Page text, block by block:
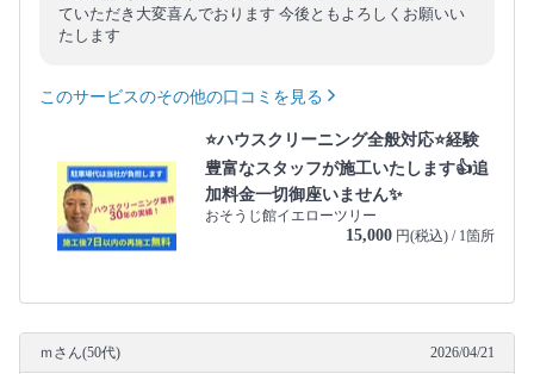
ていただき大変喜んでおります 今後ともよろしくお願いい
たします
このサービスのその他の口コミを見る
⭐ハウスクリーニング全般対応⭐経験
豊富なスタッフが施工いたします👍追
加料金一切御座いません✨
おそうじ館イエローツリー
15,000 円(税込) / 1箇所
ｍさん(50代) 2026/04/21